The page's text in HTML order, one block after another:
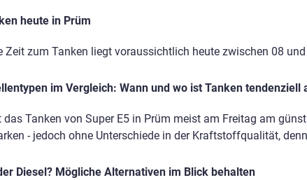
heute in Prüm
Zeit zum Tanken liegt voraussichtlich heute zwischen 08 und
im Vergleich: Wann und wo ist Tanken tendenziell
das Tanken von Super E5 in Prüm meist am Freitag am
- jedoch ohne Unterschiede in der Kraftstoffqualität,
Diesel? Mögliche Alternativen im Blick behalten